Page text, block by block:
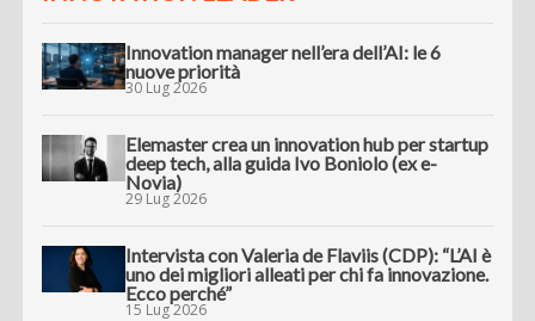
Innovation manager nell’era dell’AI: le 6
nuove priorità
30 Lug 2026
Elemaster crea un innovation hub per startup
deep tech, alla guida Ivo Boniolo (ex e-
Novia)
29 Lug 2026
Intervista con Valeria de Flaviis (CDP): “L’AI è
uno dei migliori alleati per chi fa innovazione.
Ecco perché”
15 Lug 2026